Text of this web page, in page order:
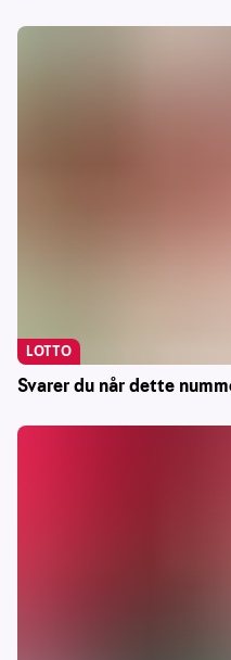
Svarer du når dette
LOTTO